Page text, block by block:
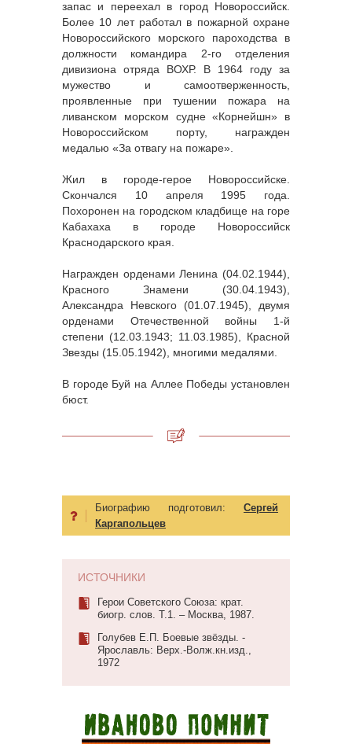
запас и переехал в город Новороссийск.
Более 10 лет работал в пожарной охране
Новороссийского морского пароходства в
должности командира 2-го отделения
дивизиона отряда ВОХР. В 1964 году за
мужество и самоотверженность,
проявленные при тушении пожара на
ливанском морском судне «Корнейшн» в
Новороссийском порту, награжден
медалью «За отвагу на пожаре».
Жил в городе-герое Новороссийске.
Скончался 10 апреля 1995 года.
Похоронен на городском кладбище на горе
Кабахаха в городе Новороссийск
Краснодарского края.
Награжден орденами Ленина (04.02.1944),
Красного Знамени (30.04.1943),
Александра Невского (01.07.1945), двумя
орденами Отечественной войны 1-й
степени (12.03.1943; 11.03.1985), Красной
Звезды (15.05.1942), многими медалями.
В городе Буй на Аллее Победы установлен
бюст.
Биографию подготовил: Сергей
Каргапольцев
ИСТОЧНИКИ
Герои Советского Союза: крат.
биогр. слов. Т.1. – Москва, 1987.
Голубев Е.П. Боевые звёзды. -
Ярославль: Верх.-Волж.кн.изд.,
1972